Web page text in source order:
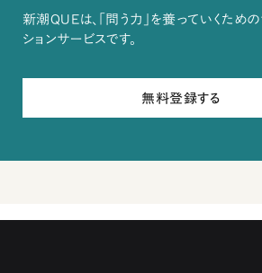
新潮QUEは、「問う力」を養っていくため
ションサービスです。
無料登録する